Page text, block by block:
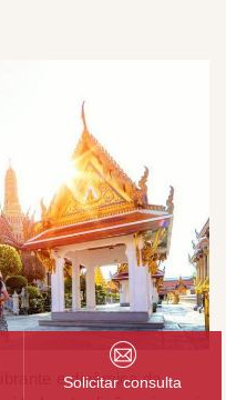
e dinâmica da
Solicitar consulta